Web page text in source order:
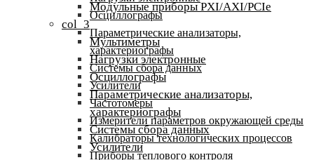
Осциллографы
Параметрические анализаторы,
характериографы
Системы сбора данных
Усилители
Частотомеры
Измерители параметров окружающей среды
Калибраторы технологических процессов
Приборы теплового контроля
Модульные приборы PXI/AXI/PCIe
col_3
Мультиметры
Нагрузки электронные
Осциллографы
Параметрические анализаторы,
характериографы
Системы сбора данных
Усилители